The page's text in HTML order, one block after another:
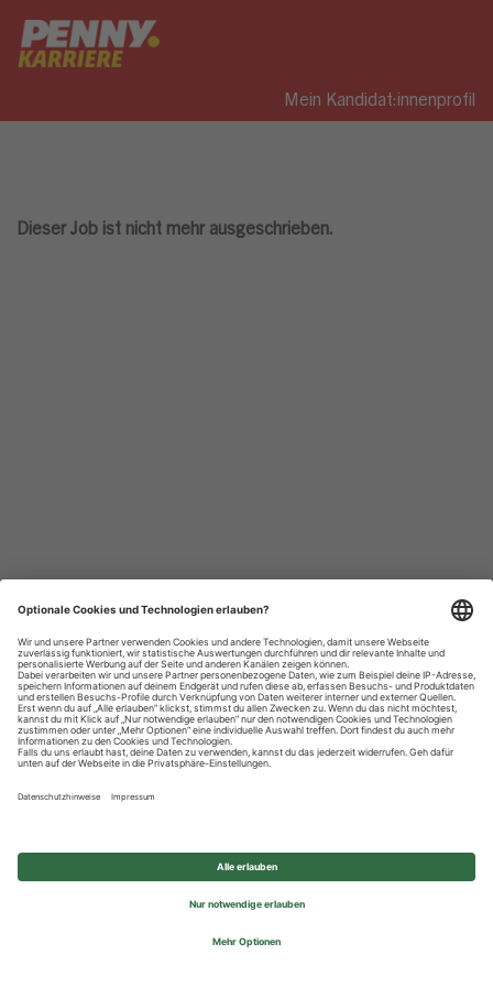
Mein Kandidat:innenprofil
Dieser Job ist nicht mehr ausgeschrieben.
Datenschutzhinweise
Impressum
Privatsphäre-Einstellungen
© 2026 REWE Group - All rights reserved